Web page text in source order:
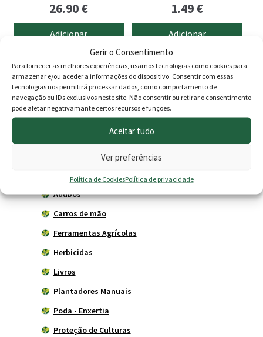
Gerir o Consentimento
Para fornecer as melhores experiências, usamos tecnologias como cookies para
armazenar e/ou aceder a informações do dispositivo. Consentir com essas
tecnologias nos permitirá processar dados, como comportamento de
navegação ou IDs exclusivos neste site. Não consentir ou retirar o consentimento
pode afetar negativamante certos recursos e funções.
Aceitar tudo
Ver preferências
Política de CookiesPolítica de privacidade
26.90€
Adicionar
1.49€
Adicionar
Produtos
Agricultura
Adubadores
Adubos
Carros de mão
Ferramentas Agrícolas
Herbicidas
Livros
Plantadores Manuais
Poda - Enxertia
Proteção de Culturas